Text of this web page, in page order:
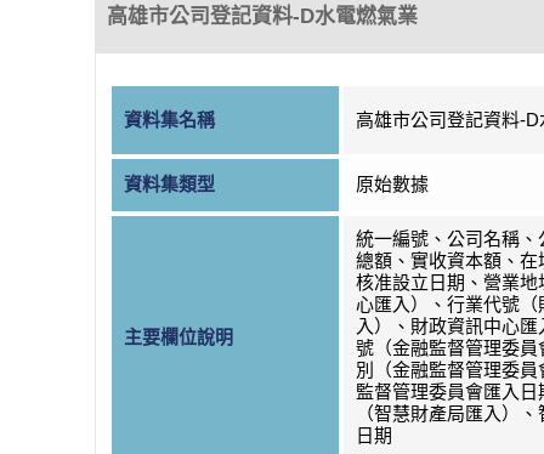
高雄市公司登記資料-D水電燃氣業
資料集名稱 高雄市公司登記資料-
資料集類型 原始數據
主要欄位說明
統一編號、公司名稱、
總額、實收資本額、在
核准設立日期、營業地
心匯入）、行業代號（
入）、財政資訊中心
號（金融監督管理委員
別（金融監督管理委
監督管理委員會匯入日
（智慧財產局匯入）
日期